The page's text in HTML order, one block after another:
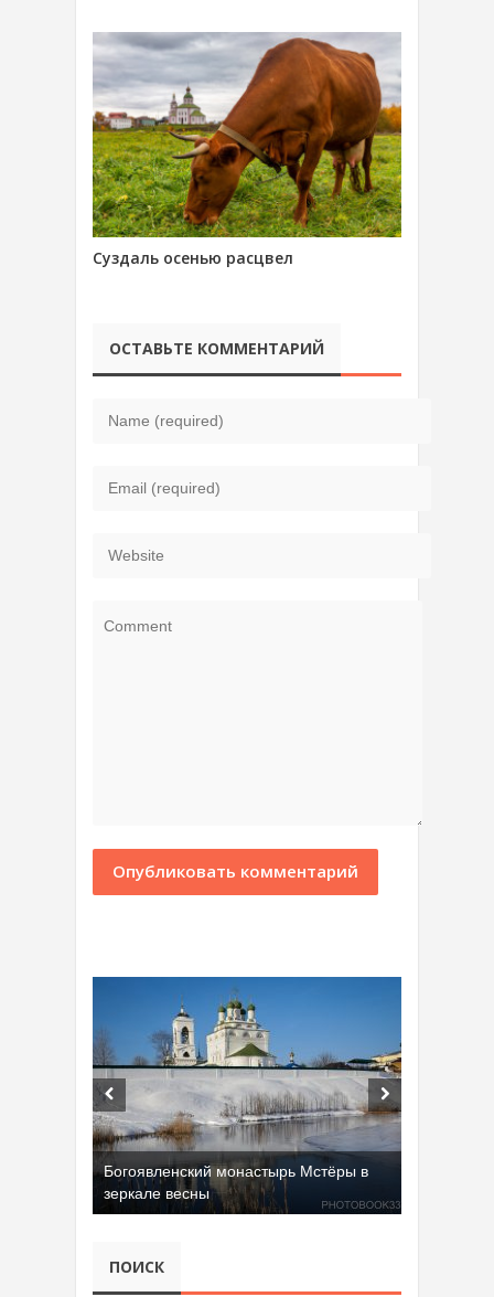
Суздаль осенью расцвел
ОСТАВЬТЕ КОММЕНТАРИЙ
Добрятинский карьер (д. Алферово)
ПОИСК